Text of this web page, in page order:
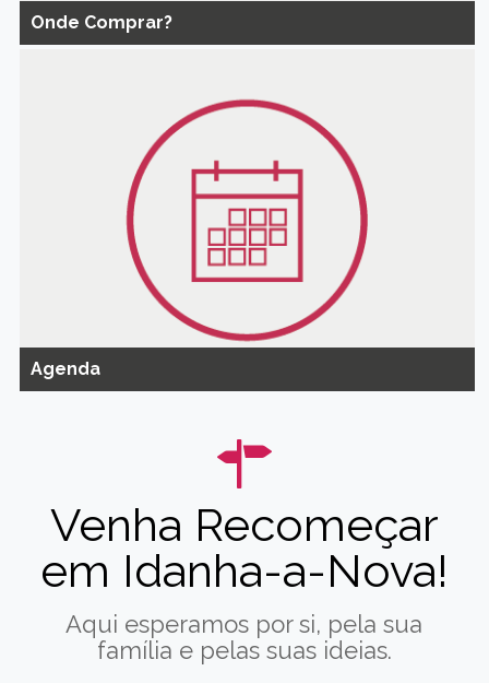
Onde Comprar?
Agenda
Venha Recomeçar
em Idanha-a-Nova!
Aqui esperamos por si, pela sua
família e pelas suas ideias.